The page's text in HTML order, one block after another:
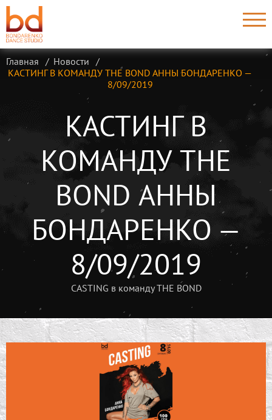
Главная
Новости
КАСТИНГ В КОМАНДУ THE BOND АННЫ БОНДАРЕНКО —
8/09/2019
КАСТИНГ В
КОМАНДУ THE
BOND АННЫ
БОНДАРЕНКО —
8/09/2019
CASTING в команду THE BOND